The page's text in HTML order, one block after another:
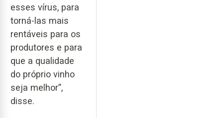
esses vírus, para
torná-las mais
rentáveis para os
produtores e para
que a qualidade
do próprio vinho
seja melhor”,
disse.